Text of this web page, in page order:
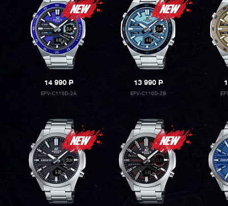
14 990P
EFV-C110D-2A
13 990P
EFV-C110D-2B